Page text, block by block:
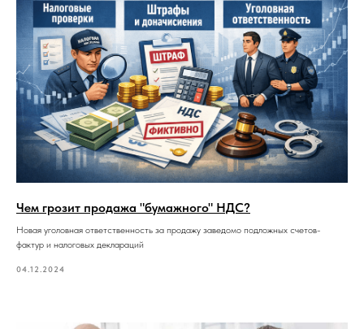
Чем грозит продажа "бумажного" НДС?
Новая уголовная ответственность за продажу заведомо подложных счетов-
фактур и налоговых деклараций
04.12.2024